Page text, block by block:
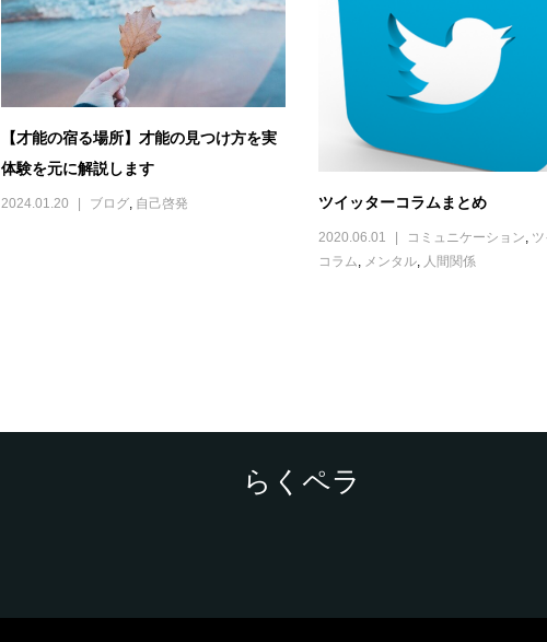
【才能の宿る場所】才能の見つけ方を実
体験を元に解説します
2024.01.20 ブログ, 自己啓発 ツイッターコラムまとめ
2020.06.01 コミュニケーション,
コラム, メンタル, 人間関係
らくペラ